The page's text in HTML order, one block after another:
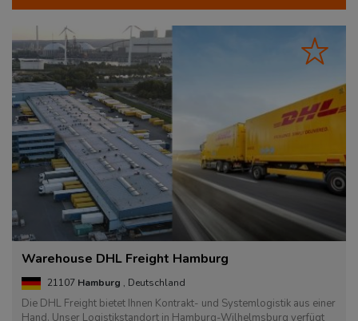
Warehouse DHL Freight Hamburg
21107 Hamburg , Deutschland
Die DHL Freight bietet Ihnen Kontrakt- und Systemlogistik aus einer
Hand. Unser Logistikstandort in Hamburg-Wilhelmsburg verfügt